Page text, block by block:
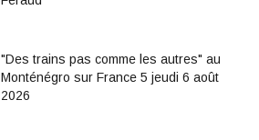
"Des trains pas comme les autres" au
Monténégro sur France 5 jeudi 6 août
2026